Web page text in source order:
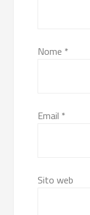
Nome *
Email *
Sito web